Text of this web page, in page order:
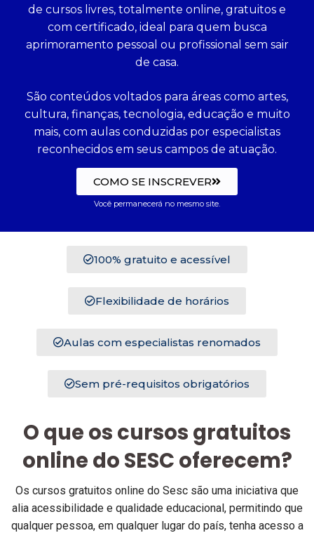
de cursos livres, totalmente online, gratuitos e
com certificado, ideal para quem busca
aprimoramento pessoal ou profissional sem sair
de casa.
São conteúdos voltados para áreas como artes,
cultura, finanças, tecnologia, educação e muito
mais, com aulas conduzidas por especialistas
reconhecidos em seus campos de atuação.
COMO SE INSCREVER
Você permanecerá no mesmo site.
100% gratuito e acessível
Flexibilidade de horários
Aulas com especialistas renomados
Sem pré-requisitos obrigatórios
O que os cursos gratuitos
online do SESC oferecem?
Os cursos gratuitos online do Sesc são uma iniciativa que
alia acessibilidade e qualidade educacional, permitindo que
qualquer pessoa, em qualquer lugar do país, tenha acesso a